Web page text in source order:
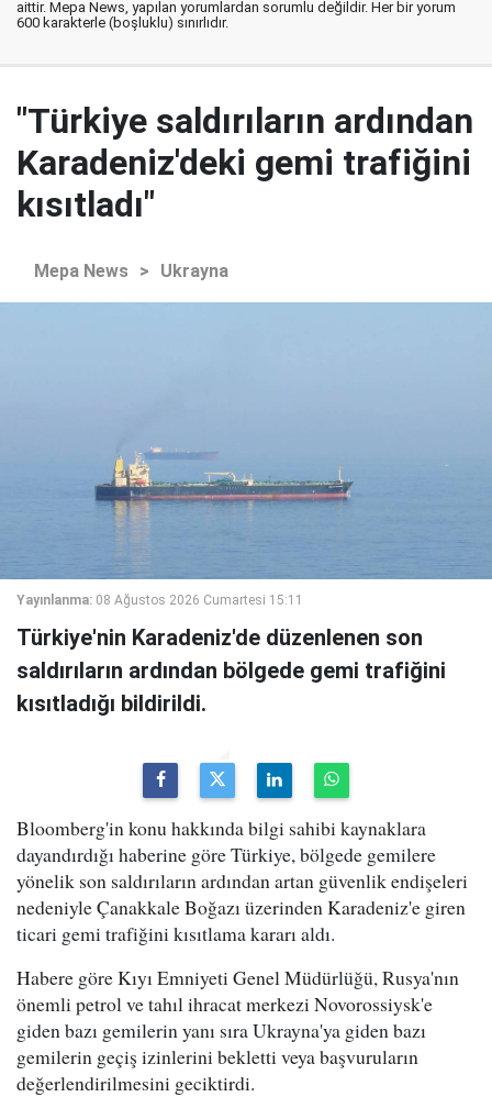
aittir. Mepa News, yapılan yorumlardan sorumlu değildir. Her bir yorum
600 karakterle (boşluklu) sınırlıdır.
"Türkiye saldırıların ardından
Karadeniz'deki gemi trafiğini
kısıtladı"
Mepa News > Ukrayna
Yayınlanma: 08 Ağustos 2026 Cumartesi 15:11
Türkiye'nin Karadeniz'de düzenlenen son
saldırıların ardından bölgede gemi trafiğini
kısıtladığı bildirildi.
Bloomberg'in konu hakkında bilgi sahibi kaynaklara
dayandırdığı haberine göre Türkiye, bölgede gemilere
yönelik son saldırıların ardından artan güvenlik endişeleri
nedeniyle Çanakkale Boğazı üzerinden Karadeniz'e giren
ticari gemi trafiğini kısıtlama kararı aldı.
Habere göre Kıyı Emniyeti Genel Müdürlüğü, Rusya'nın
önemli petrol ve tahıl ihracat merkezi Novorossiysk'e
giden bazı gemilerin yanı sıra Ukrayna'ya giden bazı
gemilerin geçiş izinlerini bekletti veya başvuruların
değerlendirilmesini geciktirdi.